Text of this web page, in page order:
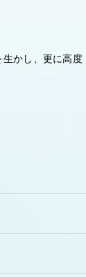
かし、更に高度